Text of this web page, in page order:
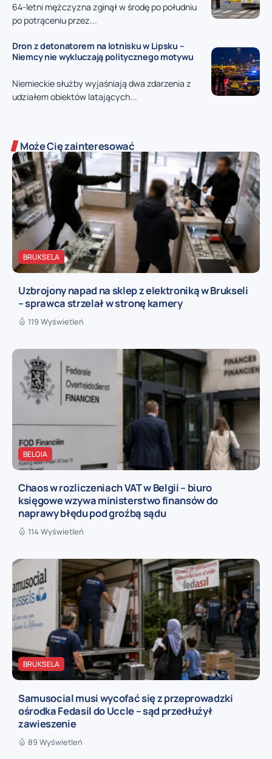
64-letni mężczyzna zginął w środę po południu
po potrąceniu przez...
Dron z detonatorem na lotnisku w Lipsku –
Niemcy nie wykluczają politycznego motywu
Niemieckie służby wyjaśniają dwa zdarzenia z
udziałem obiektów latających...
Może Cię zainteresować
BRUKSELA
Uzbrojony napad na sklep z elektroniką w Brukseli
– sprawca strzelał w stronę kamery
119 Wyświetleń
BELGIA
Chaos w rozliczeniach VAT w Belgii – biuro
księgowe wzywa ministerstwo finansów do
naprawy błędu pod groźbą sądu
114 Wyświetleń
BRUKSELA
Samusocial musi wycofać się z przeprowadzki
ośrodka Fedasil do Uccle – sąd przedłużył
zawieszenie
89 Wyświetleń